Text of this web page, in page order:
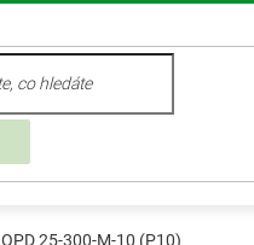
OPD 25-300-M-10 (P10)